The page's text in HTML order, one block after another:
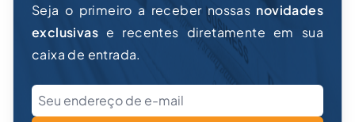
Seja o primeiro a receber nossas novidades
exclusivas e recentes diretamente em sua
caixa de entrada.